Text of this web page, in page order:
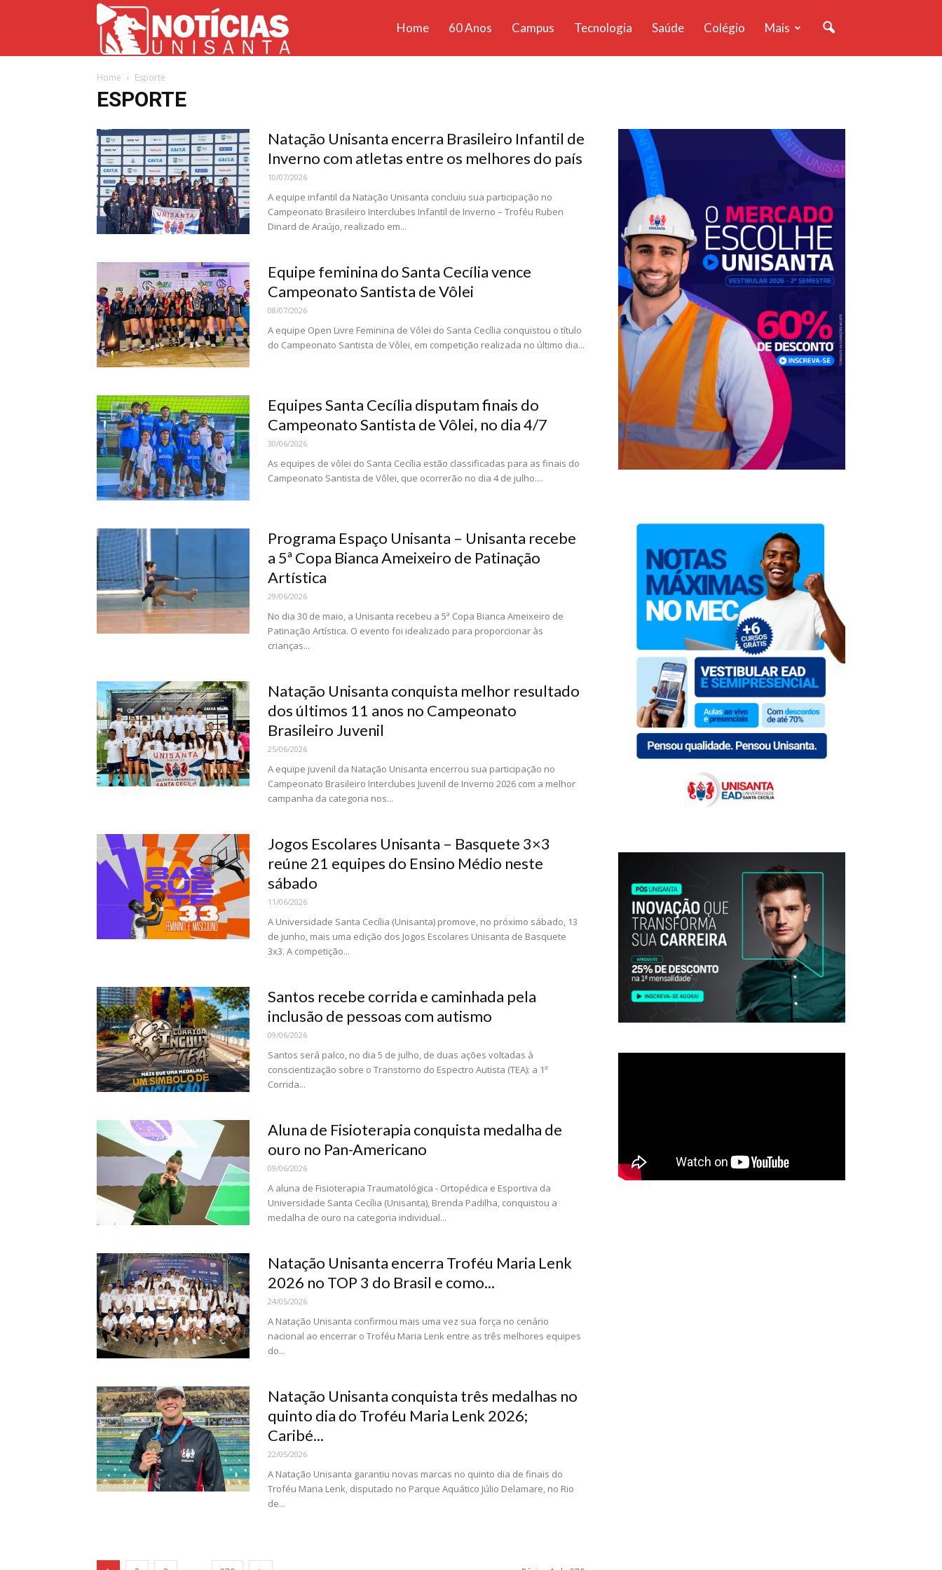
Home 60 Anos Campus Tecnologia Saúde Colégio Mais
Home Esporte
ESPORTE
Natação Unisanta encerra Brasileiro Infantil de
Inverno com atletas entre os melhores do país
10/07/2026
A equipe infantil da Natação Unisanta concluiu sua participação no
Campeonato Brasileiro Interclubes Infantil de Inverno – Troféu Ruben
Dinard de Araújo, realizado em...
Equipe feminina do Santa Cecília vence
Campeonato Santista de Vôlei
08/07/2026
A equipe Open Livre Feminina de Vôlei do Santa Cecília conquistou o título
do Campeonato Santista de Vôlei, em competição realizada no último dia...
Equipes Santa Cecília disputam finais do
Campeonato Santista de Vôlei, no dia 4/7
30/06/2026
As equipes de vôlei do Santa Cecília estão classificadas para as finais do
Campeonato Santista de Vôlei, que ocorrerão no dia 4 de julho....
Programa Espaço Unisanta – Unisanta recebe
a 5ª Copa Bianca Ameixeiro de Patinação
Artística
29/06/2026
No dia 30 de maio, a Unisanta recebeu a 5ª Copa Bianca Ameixeiro de
Patinação Artística. O evento foi idealizado para proporcionar às
crianças...
Natação Unisanta conquista melhor resultado
dos últimos 11 anos no Campeonato
Brasileiro Juvenil
25/06/2026
A equipe juvenil da Natação Unisanta encerrou sua participação no
Campeonato Brasileiro Interclubes Juvenil de Inverno 2026 com a melhor
campanha da categoria nos...
Jogos Escolares Unisanta – Basquete 3×3
reúne 21 equipes do Ensino Médio neste
sábado
11/06/2026
A Universidade Santa Cecília (Unisanta) promove, no próximo sábado, 13
de junho, mais uma edição dos Jogos Escolares Unisanta de Basquete
3x3. A competição...
Santos recebe corrida e caminhada pela
inclusão de pessoas com autismo
09/06/2026
Santos será palco, no dia 5 de julho, de duas ações voltadas à
conscientização sobre o Transtorno do Espectro Autista (TEA): a 1ª
Corrida...
Aluna de Fisioterapia conquista medalha de
ouro no Pan-Americano
09/06/2026
A aluna de Fisioterapia Traumatológica - Ortopédica e Esportiva da
Universidade Santa Cecília (Unisanta), Brenda Padilha, conquistou a
medalha de ouro na categoria individual...
Natação Unisanta encerra Troféu Maria Lenk
2026 no TOP 3 do Brasil e como...
24/05/2026
A Natação Unisanta confirmou mais uma vez sua força no cenário
nacional ao encerrar o Troféu Maria Lenk entre as três melhores equipes
do...
Natação Unisanta conquista três medalhas no
quinto dia do Troféu Maria Lenk 2026;
Caribé...
22/05/2026
A Natação Unisanta garantiu novas marcas no quinto dia de finais do
Troféu Maria Lenk, disputado no Parque Aquático Júlio Delamare, no Rio
de...